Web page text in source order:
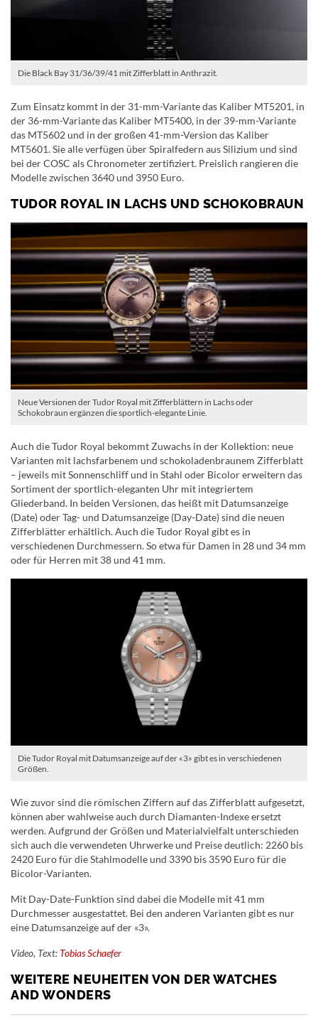
Die Black Bay 31/36/39/41 mit Zifferblatt in Anthrazit.
Zum Einsatz kommt in der 31-mm-Variante das Kaliber MT5201, in
der 36-mm-Variante das Kaliber MT5400, in der 39-mm-Variante
das MT5602 und in der großen 41-mm-Version das Kaliber
MT5601. Sie alle verfügen über Spiralfedern aus Silizium und sind
bei der COSC als Chronometer zertifiziert. Preislich rangieren die
Modelle zwischen 3640 und 3950 Euro.
TUDOR ROYAL IN LACHS UND SCHOKOBRAUN
Neue Versionen der Tudor Royal mit Zifferblättern in Lachs oder
Schokobraun ergänzen die sportlich-elegante Linie.
Auch die Tudor Royal bekommt Zuwachs in der Kollektion: neue
Varianten mit lachsfarbenem und schokoladenbraunem Zifferblatt
– jeweils mit Sonnenschliff und in Stahl oder Bicolor erweitern das
Sortiment der sportlich-eleganten Uhr mit integriertem
Gliederband. In beiden Versionen, das heißt mit Datumsanzeige
(Date) oder Tag- und Datumsanzeige (Day-Date) sind die neuen
Zifferblätter erhältlich. Auch die Tudor Royal gibt es in
verschiedenen Durchmessern. So etwa für Damen in 28 und 34 mm
oder für Herren mit 38 und 41 mm.
Die Tudor Royal mit Datumsanzeige auf der «3» gibt es in verschiedenen
Größen.
Wie zuvor sind die römischen Ziffern auf das Zifferblatt aufgesetzt,
können aber wahlweise auch durch Diamanten-Indexe ersetzt
werden. Aufgrund der Größen und Materialvielfalt unterschieden
sich auch die verwendeten Uhrwerke und Preise deutlich: 2260 bis
2420 Euro für die Stahlmodelle und 3390 bis 3590 Euro für die
Bicolor-Varianten.
Mit Day-Date-Funktion sind dabei die Modelle mit 41 mm
Durchmesser ausgestattet. Bei den anderen Varianten gibt es nur
eine Datumsanzeige auf der «3».
Video, Text: Tobias Schaefer
WEITERE NEUHEITEN VON DER WATCHES
AND WONDERS